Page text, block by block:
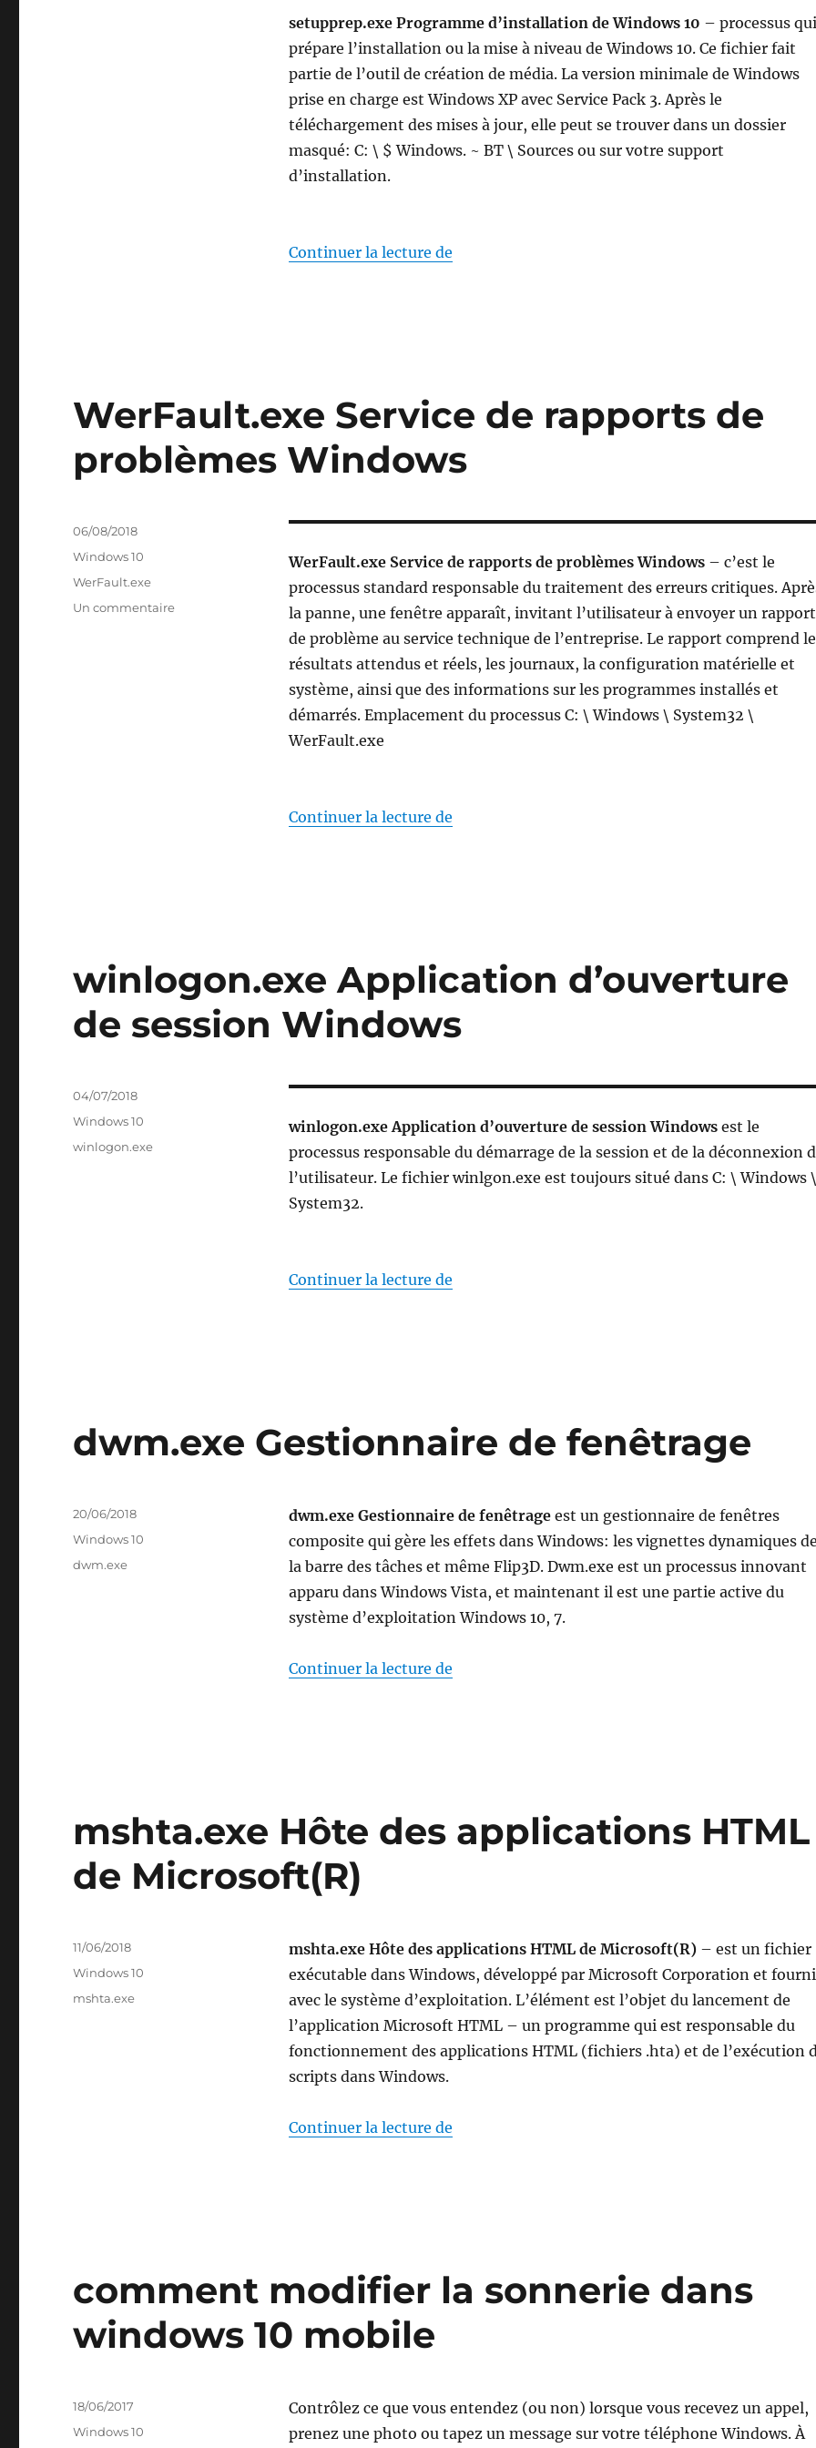
setupprep.exe Programme d’installation de Windows 10 – processus qui
prépare l’installation ou la mise à niveau de Windows 10. Ce fichier fait
partie de l’outil de création de média. La version minimale de Windows
prise en charge est Windows XP avec Service Pack 3. Après le
téléchargement des mises à jour, elle peut se trouver dans un dossier
masqué: C: \ $ Windows. ~ BT \ Sources ou sur votre support
d’installation.
Continuer la lecture de« setupprep.exe Programme d’installation de
WerFault.exe Service de rapports de
problèmes Windows
WerFault.exe Service de rapports de problèmes Windows – c’est le
processus standard responsable du traitement des erreurs critiques.
la panne, une fenêtre apparaît, invitant l’utilisateur à envoyer un rapport
de problème au service technique de l’entreprise. Le rapport comprend
résultats attendus et réels, les journaux, la configuration matérielle et
système, ainsi que des informations sur les programmes installés et
démarrés. Emplacement du processus C: \ Windows \ System32 \
WerFault.exe
Continuer la lecture de« WerFault.exe Service de rapports de problèmes
Publié
06/08/2018
Catégories
Windows 10
Étiquettes
WerFault.exe
Un commentairesur
winlogon.exe Application d’ouverture
de session Windows
winlogon.exe Application d’ouverture de session Windowsest le
processus responsable du démarrage de la session et de la déconnexion
l’utilisateur. Le fichier winlgon.exe est toujours situé dans C: \ Windows \
System32.
Continuer la lecture de« winlogon.exe Application d’ouverture de session
Publié
04/07/2018
Catégories
Windows 10
Étiquettes
winlogon.exe
dwm.exe Gestionnaire de fenêtrage
dwm.exe Gestionnaire de fenêtrageest un gestionnaire de fenêtres
composite qui gère les effets dans Windows: les vignettes dynamiques de
la barre des tâches et même Flip3D. Dwm.exe est un processus innovant
apparu dans Windows Vista, et maintenant il est une partie active du
système d’exploitation Windows 10, 7.
Continuer la lecture de« dwm.exe Gestionnaire de fenêtrage »
Publié
20/06/2018
Catégories
Windows 10
Étiquettes
dwm.exe
mshta.exe Hôte des applications HTML
de Microsoft(R)
mshta.exe Hôte des applications HTML de Microsoft(R)– est un fichier
exécutable dans Windows, développé par Microsoft Corporation et fourni
avec le système d’exploitation. L’élément est l’objet du lancement de
l’application Microsoft HTML – un programme qui est responsable du
fonctionnement des applications HTML (fichiers .hta) et de l’exécution
scripts dans Windows.
Continuer la lecture de« mshta.exe Hôte des applications HTML de
Publié
11/06/2018
Catégories
Windows 10
Étiquettes
mshta.exe
comment modifier la sonnerie dans
windows 10 mobile
Contrôlez ce que vous entendez (ou non) lorsque vous recevez un appel,
prenez une photo ou tapez un message sur votre téléphone Windows. À
Publié
18/06/2017
Catégories
Windows 10